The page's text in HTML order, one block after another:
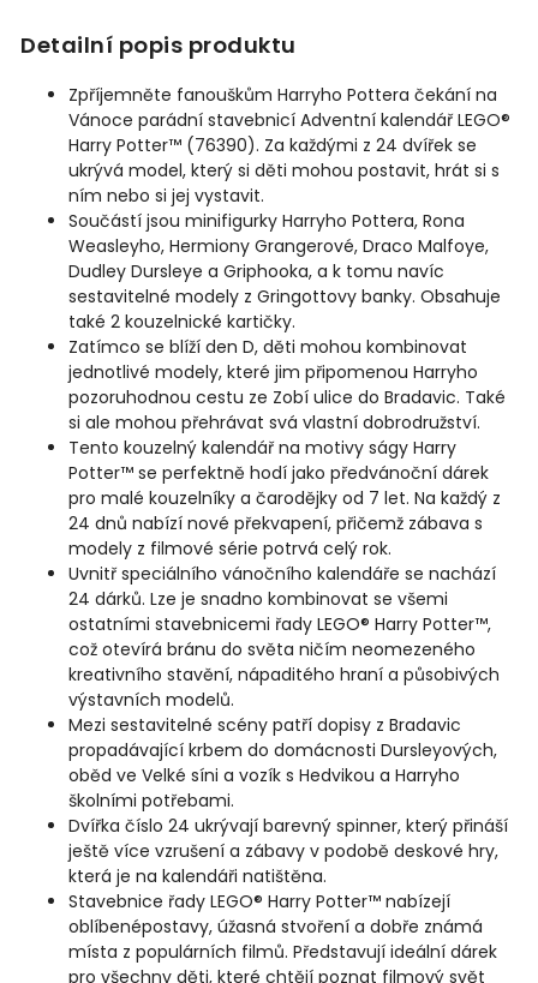
Detailní popis produktu
Zpříjemněte fanouškům Harryho Pottera čekání na
Vánoce parádní stavebnicí Adventní kalendář LEGO®
Harry Potter™ (76390). Za každými z 24 dvířek se
ukrývá model, který si děti mohou postavit, hrát si s
ním nebo si jej vystavit.
Součástí jsou minifigurky Harryho Pottera, Rona
Weasleyho, Hermiony Grangerové, Draco Malfoye,
Dudley Dursleye a Griphooka, a k tomu navíc
sestavitelné modely z Gringottovy banky. Obsahuje
také 2 kouzelnické kartičky.
Zatímco se blíží den D, děti mohou kombinovat
jednotlivé modely, které jim připomenou Harryho
pozoruhodnou cestu ze Zobí ulice do Bradavic. Také
si ale mohou přehrávat svá vlastní dobrodružství.
Tento kouzelný kalendář na motivy ságy Harry
Potter™ se perfektně hodí jako předvánoční dárek
pro malé kouzelníky a čarodějky od 7 let. Na každý z
24 dnů nabízí nové překvapení, přičemž zábava s
modely z filmové série potrvá celý rok.
Uvnitř speciálního vánočního kalendáře se nachází
24 dárků. Lze je snadno kombinovat se všemi
ostatními stavebnicemi řady LEGO® Harry Potter™,
což otevírá bránu do světa ničím neomezeného
kreativního stavění, nápaditého hraní a působivých
výstavních modelů.
Mezi sestavitelné scény patří dopisy z Bradavic
propadávající krbem do domácnosti Dursleyových,
oběd ve Velké síni a vozík s Hedvikou a Harryho
školními potřebami.
Dvířka číslo 24 ukrývají barevný spinner, který přináší
ještě více vzrušení a zábavy v podobě deskové hry,
která je na kalendáři natištěna.
Stavebnice řady LEGO® Harry Potter™ nabízejí
oblíbenépostavy, úžasná stvoření a dobře známá
místa z populárních filmů. Představují ideální dárek
pro všechny děti, které chtějí poznat filmový svět